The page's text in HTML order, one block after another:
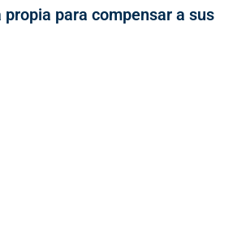
para compensar a sus